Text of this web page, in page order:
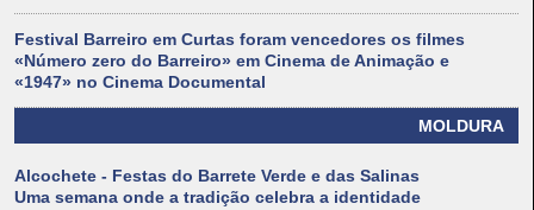
Festival Barreiro em Curtas foram vencedores os filmes
«Número zero do Barreiro» em Cinema de Animação e
«1947» no Cinema Documental
MOLDURA
Alcochete - Festas do Barrete Verde e das Salinas
Uma semana onde a tradição celebra a identidade